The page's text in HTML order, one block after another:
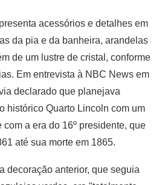
acessórios e detalhes em
da pia e da banheira, arandelas
de um lustre de cristal, conforme
Em entrevista à NBC News em
declarado que planejava
histórico Quarto Lincoln com um
a era do 16º presidente, que
até sua morte em 1865.
decoração anterior, que seguia